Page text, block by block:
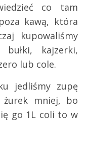
co tam
kawą, która
kupowaliśmy
kajzerki,
lub cole.
jedliśmy zupę
żurek mniej, bo
go 1L coli to w